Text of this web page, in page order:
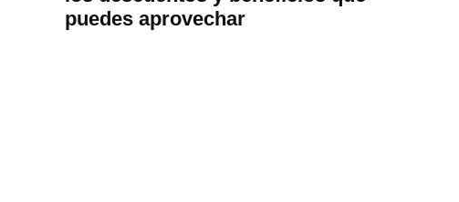
puedes aprovechar